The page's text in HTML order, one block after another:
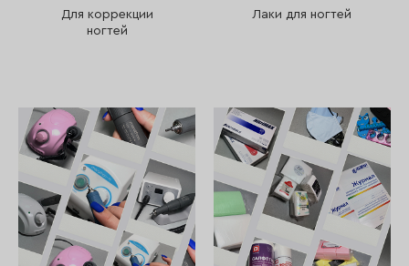
Для коррекции
ногтей
Лаки для ногтей